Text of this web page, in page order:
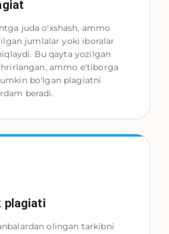
juda o'xshash, ammo
jumlalar yoki iboralar
Bu qayta yozilgan
ammo e'tiborga
bo'lgan plagiatni
beradi.
plagiati
olingan tarkibni